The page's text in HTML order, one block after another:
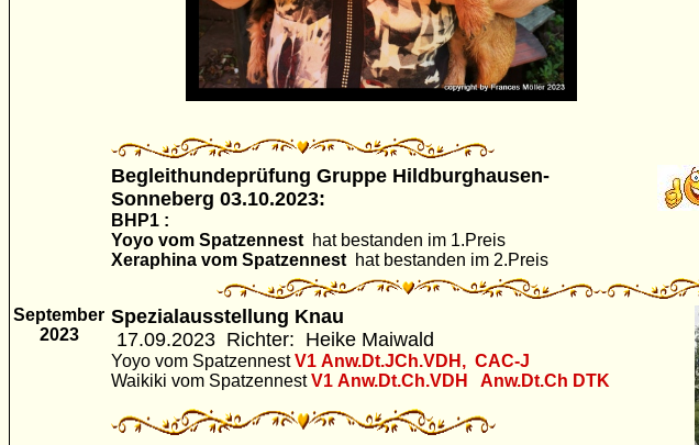
Begleithundeprüfung Gruppe Hildburghausen-
Sonneberg 03.10.2023:
BHP1 :
Yoyo vom Spatzennest hat bestanden im 1.Preis
Xeraphina vom Spatzennest hat bestanden im 2.Preis
September
2023
Spezialausstellung Knau
17.09.2023 Richter: Heike Maiwald
Yoyo vom SpatzennestV1 Anw.Dt.JCh.VDH, CAC-J
Waikiki vom SpatzennestV1 Anw.Dt.Ch.VDH Anw.Dt.Ch DTK